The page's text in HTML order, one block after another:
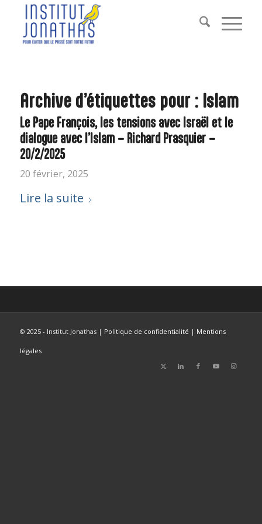
Archive d’étiquettes pour : Islam
Le Pape François, les tensions avec Israël et le
dialogue avec l’Islam – Richard Prasquier –
20/2/2025
20 février, 2025
Lire la suite
© 2025 - Institut Jonathas | Politique de confidentialité | Mentions
légales